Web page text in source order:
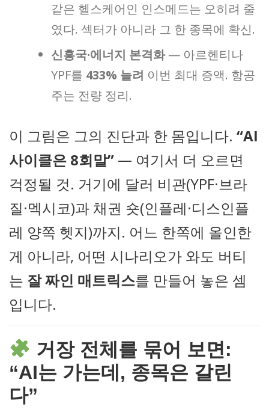
같은 헬스케어인 인스메드는 오히려 줄
였다. 섹터가 아니라 그 한 종목에 확신.
신흥국·에너지 본격화— 아르헨티나
YPF를 433% 늘려 이번 최대 증액. 항공
주는 전량 정리.
이 그림은 그의 진단과 한 몸입니다. “AI
사이클은 8회말” — 여기서 더 오르면
걱정될 것. 거기에 달러 비관(YPF·브라
질·멕시코)과 채권 숏(인플레·디스인플
레 양쪽 헷지)까지. 어느 한쪽에 올인한
게 아니라, 어떤 시나리오가 와도 버티
는 잘 짜인 매트릭스를 만들어 놓은 셈
입니다.
거장 전체를 묶어 보면:
“AI는 가는데, 종목은 갈린
다”